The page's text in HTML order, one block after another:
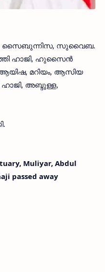
സൈബുന്നിസ, സുവൈബ.
ഹാജി, ഹുസൈന്‍
മറിയം, ആസിയ
അബ്ദുള്ള,
Muliyar, Abdul
passed away